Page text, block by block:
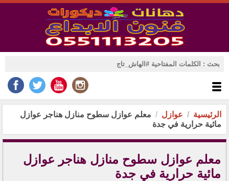
الرئيسية عوازل
معلم عوازل سطوح منازل هناجر عوازل
مائية حرارية في جدة
معلم عوازل سطوح منازل هناجر عوازل
مائية حرارية في جدة